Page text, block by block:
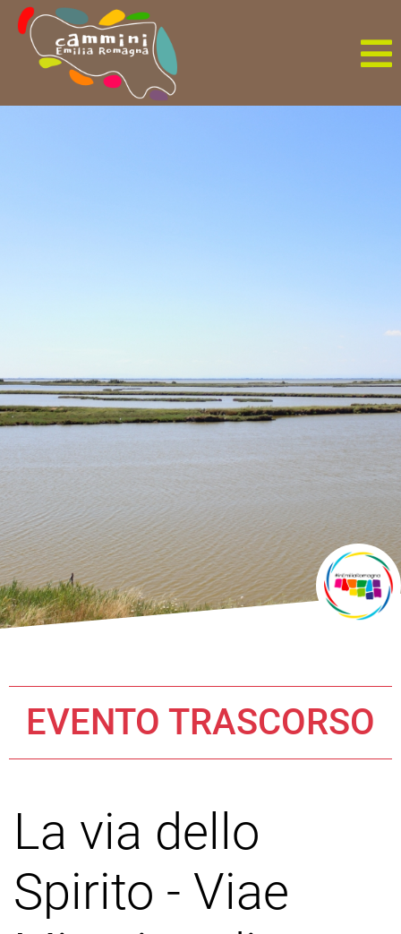
EVENTO TRASCORSO
La via dello
Spirito - Viae